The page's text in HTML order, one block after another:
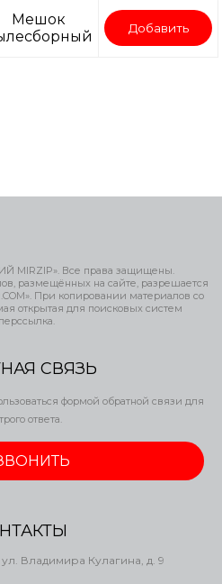
Мешок
Добавить
MIRZIP». Все права защищены.
размещённых на сайте, разрешается
При копировании материалов со
открытая для поисковых систем
СВЯЗЬ
формой обратной связи для
ответа.
ул. Владимира Кулагина, д. 9